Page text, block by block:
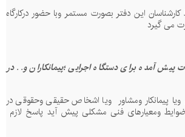
این دفتر بصورت مستمر وبا حضور درکارگاه
می گیرد
پیش آمده برای دستگاه اجرایی ؛پیمانکاران و.. در
پیمانکار ومشاور ویا اشخاص حقیقی وحقوقی در
ومعیارهای فنی مشکلی پیش آید پاسخ لازم